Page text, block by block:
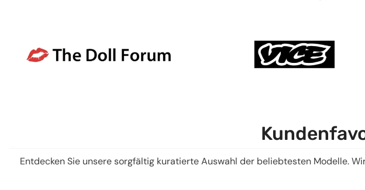
Entdecken Sie unsere sorgfältig kuratierte Auswahl der beliebtesten Modelle.